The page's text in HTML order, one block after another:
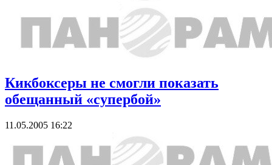
Кикбоксеры не смогли показать
обещанный «супербой»
11.05.2005 16:22